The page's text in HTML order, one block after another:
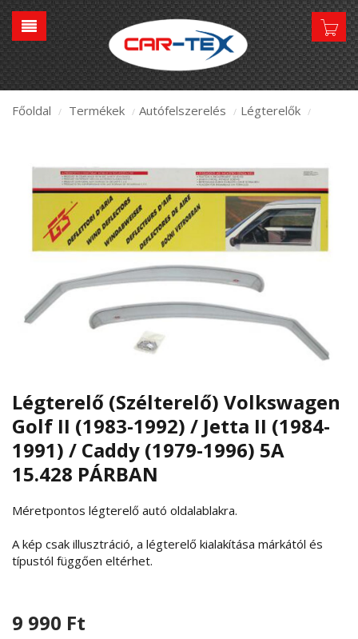
Főoldal / Termékek / Autófelszerelés / Légterelők /
Légterelő (Szélterelő) Volkswagen
Golf II (1983-1992) / Jetta II (1984-
1991) / Caddy (1979-1996) 5A
15.428 PÁRBAN
Méretpontos légterelő autó oldalablakra.
A kép csak illusztráció, a légterelő kialakítása márkától és
típustól függően eltérhet.
9 990 Ft